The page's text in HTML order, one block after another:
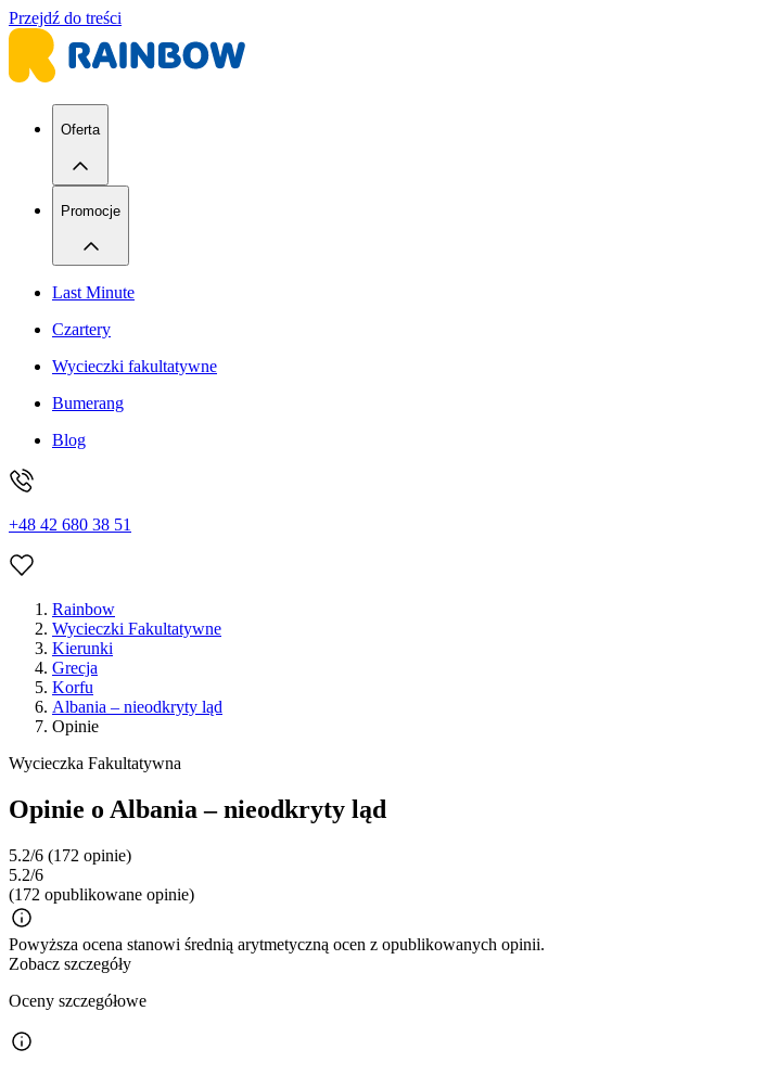
Przejdź do treści
Oferta
Promocje
Last Minute
Czartery
Wycieczki fakultatywne
Bumerang
Blog
+48 42 680 38 51
Rainbow
Wycieczki Fakultatywne
Kierunki
Grecja
Korfu
Albania – nieodkryty ląd
Opinie
Wycieczka Fakultatywna
Opinie o Albania – nieodkryty ląd
5.2/6 (172 opinie)
5.2/6
(172 opublikowane opinie)
Powyższa ocena stanowi średnią arytmetyczną ocen z opublikowanych opinii.
Zobacz szczegóły
Oceny szczegółowe